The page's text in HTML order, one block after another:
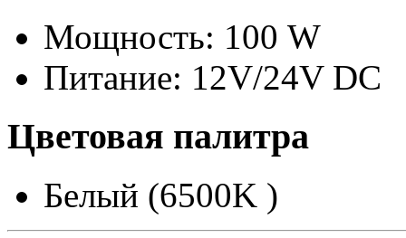
Мощность: 100 W
Питание: 12V/24V DC
Цветовая палитра
Белый (6500K )